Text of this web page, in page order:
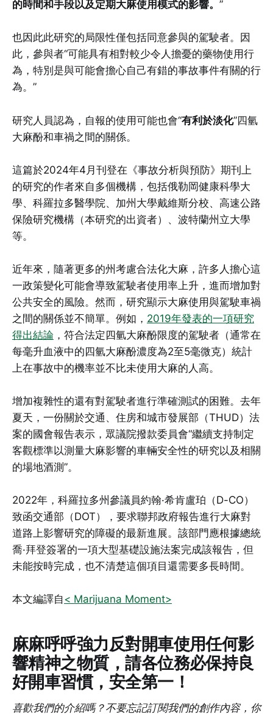
的時間和手段以及定期大麻使用模式的影響。 ”
也因此此研究的局限性僅包括同意參與的駕駛者。因
此，參與者“可能具有相對較少令人擔憂的藥物使用行
為，特別是與可能會擔心自己有錯的事故事件有關的行
為。”
研究人員認為，自報的使用可能也會“有利於淡化”四氫
大麻酚和車禍之間的關係。
這篇於2024年4月刊登在《事故分析與預防》期刊上
的研究的作者來自多個機構，包括俄勒岡健康科學大
學、科羅拉多醫學院、加州大學戴維斯分校、高速公路
保險研究機構（本研究的出資者）、波特蘭州立大學
等。
近年來，隨著更多的州考慮合法化大麻，許多人擔心這
一政策變化可能會導致駕駛者使用率上升，進而增加對
公共安全的風險。然而，研究顯示大麻使用與駕駛車禍
之間的關係並不簡單。例如， 2019年發表的一項研究
得出結論 ，符合法定四氫大麻酚限度的駕駛者（通常在
每毫升血液中的四氫大麻酚濃度為2至5毫微克）統計
上在事故中的機率並不比未使用大麻的人高。
增加複雜性的還有對駕駛者進行準確測試的困難。去年
夏天，一份關於交通、住房和城市發展部（THUD）法
案的國會報告表示，眾議院撥款委員會“繼續支持制定
客觀標準以測量大麻影響的車輛安全性的研究以及相關
的場地酒測”。
2022年，科羅拉多州參議員約翰·希肯盧珀（D-CO）
致函交通部（DOT），要求聯邦政府報告進行大麻對
道路上影響研究的障礙的最新進展。該部門應根據總統
喬·拜登簽署的一項大型基礎設施法案完成該報告，但
未能按時完成，也不清楚這個項目還需要多長時間。
本文編譯自< Marijuana Moment>
麻麻呼呼強力反對開車使用任何影
響精神之物質，請各位務必保持良
好開車習慣，安全第一！
喜歡我們的介紹嗎？不要忘記訂閱我們的創作內容，你